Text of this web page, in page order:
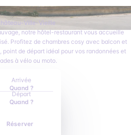
Ville-Vieille
notre hôtel-restaurant vous accueille
Profitez de chambres cosy avec balcon et
de départ idéal pour vos randonnées et
à vélo ou moto.
Arrivée
Quand ?
Départ
Quand ?
Réserver